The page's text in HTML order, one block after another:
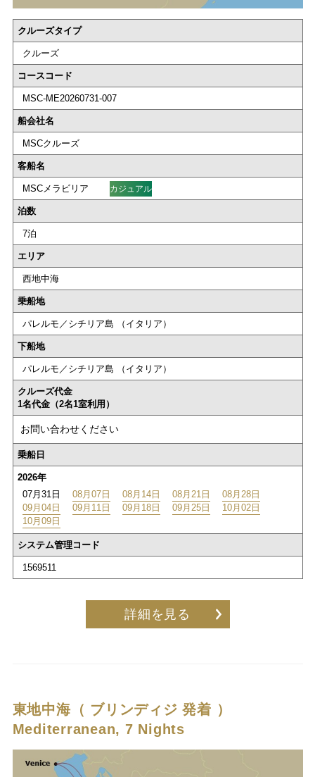
クルーズタイプ
クルーズ
コースコード
MSC-ME20260731-007
船会社名
MSCクルーズ
客船名
MSCメラビリア カジュアル
泊数
7泊
エリア
西地中海
乗船地
パレルモ／シチリア島 （イタリア）
下船地
パレルモ／シチリア島 （イタリア）
クルーズ代金
1名代金（2名1室利用）
お問い合わせください
乗船日
2026年
07月31日
08月07日 08月14日 08月21日
08月28日
09月04日
09月11日 09月18日 09月25日
10月02日
10月09日
システム管理コード
1569511
詳細を見る
東地中海（ ブリンディジ 発着 ）
Mediterranean, 7 Nights